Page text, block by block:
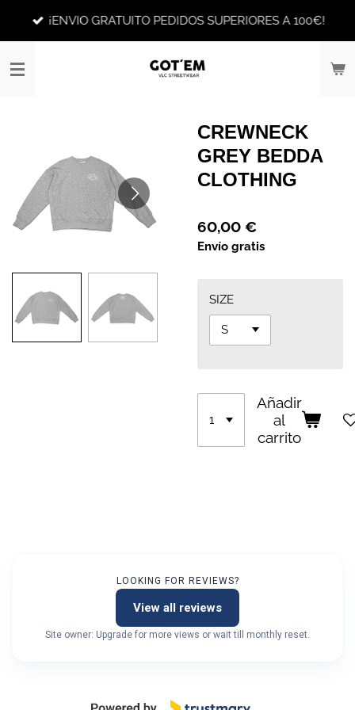
principal
¡ENVIO GRATUITO PEDIDOS SUPERIORES A 100€!
CREWNECK
GREY BEDDA
CLOTHING
60,00 €
Envío gratis
SIZE
Añadir
al
carrito
LOOKING FOR REVIEWS?
View all reviews
Site owner: Upgrade for more views or wait till monthly reset.